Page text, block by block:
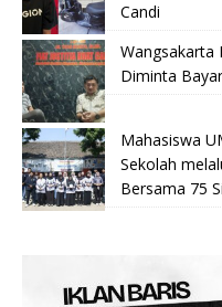
Candi
Wangsakarta
Diminta
Mahasiswa
Sekolah
Bersama 75